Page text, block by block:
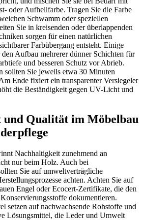
oder Aufhellfarbe. Tragen Sie die Farbe
Schwamm oder speziellen
Sie in kreisenden oder überlappenden
sorgen für einen natürlichen
Farbübergang entsteht. Einige
den Aufbau mehrerer dünner Schichten für
und besseren Schutz vor Abrieb.
sollten Sie jeweils etwa 30 Minuten
Ende fixiert ein transparenter Versiegeler
die Beständigkeit gegen UV-Licht und
Qualität im Möbelbau
Nachhaltigkeit zunehmend an
nur beim Holz. Auch bei
Sie auf umweltverträgliche
achten. Achten Sie auf
Engel oder Ecocert-Zertifikate, die den
dokumentieren.
setzen auf nachwachsende Rohstoffe und
Lösungsmittel, die Leder und Umwelt